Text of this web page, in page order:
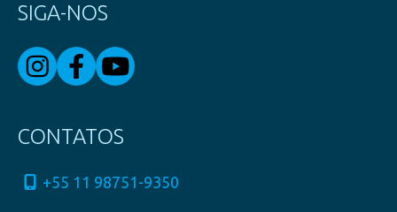
SIGA-NOS
CONTATOS
+55 11 98751-9350